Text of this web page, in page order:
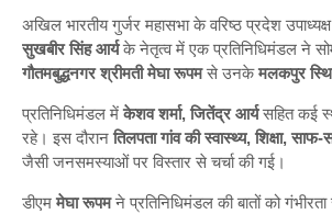
अखिल भारतीय गुर्जर महासभा के वरिष्ठ प्रदेश
सुखबीर सिंह आर्यके नेतृत्व में एक प्रतिनिधिमंडल ने
गौतमबुद्धनगर श्रीमती मेघा रूपमसे उनकेमलकपुर
प्रतिनिधिमंडल में केशव शर्मा, जितेंद्र आर्यसहित कई
रहे। इस दौरान तिलपता गांव की स्वास्थ्य, शिक्षा,
जैसी जनसमस्याओं पर विस्तार से चर्चा की गई।
डीएम मेघा रूपमने प्रतिनिधिमंडल की बातों को